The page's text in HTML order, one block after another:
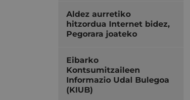
Aldez aurretiko
hitzordua Internet bidez,
Pegorara joateko
Eibarko
Kontsumitzaileen
Informazio Udal Bulegoa
(KIUB)